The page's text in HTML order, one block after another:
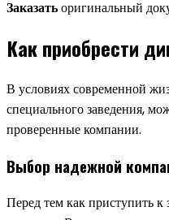
Заказатьоригинальный
Как приобрести
В условиях современной
специального заведения,
проверенные компании.
Выбор надежной
Перед тем как приступить